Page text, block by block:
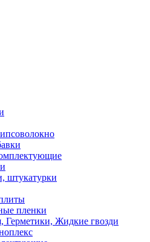
штукатурки
пленки
Герметики, Жидкие гвозди